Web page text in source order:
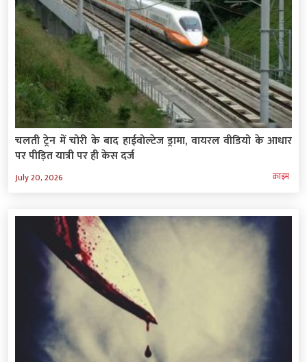
चलती ट्रेन में चोरी के बाद हाईवोल्टेज ड्रामा, वायरल वीडियो के आधार
पर पीड़ित यात्री पर ही केस दर्ज
July 20, 2026 क्राइम